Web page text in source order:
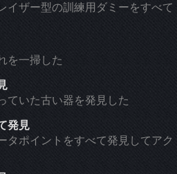
イザー型の訓練用ダミーをすべて
を一掃した
ていた古い器を発見した
発見
タポイントをすべて発見してアク